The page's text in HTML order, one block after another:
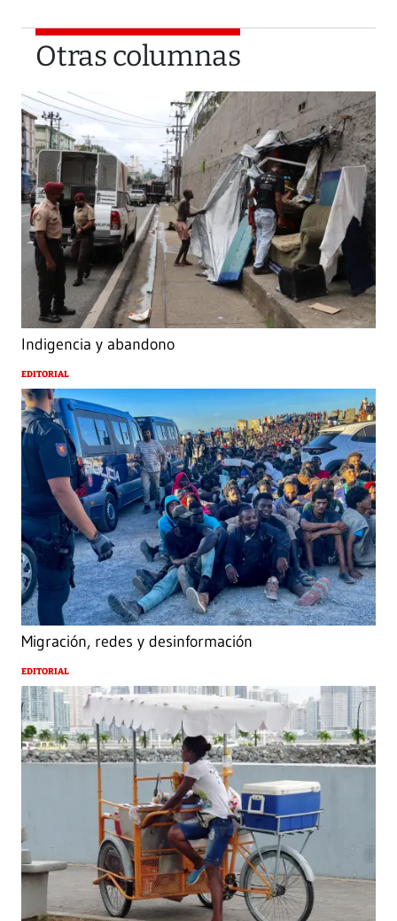
Otras columnas
Indigencia y abandono
EDITORIAL
Migración, redes y desinformación
EDITORIAL